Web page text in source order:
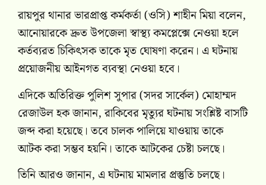
রায়পুর থানার ভারপ্রাপ্ত কর্মকর্তা (ওসি) শাহীন মিয়া বলেন,
আনোয়ারকে দ্রুত উপজেলা স্বাস্থ্য কমপ্লেক্সে নেওয়া হলে
কর্তব্যরত চিকিৎসক তাকে মৃত ঘোষণা করেন। এ ঘটনায়
প্রয়োজনীয় আইনগত ব্যবস্থা নেওয়া হবে।
এদিকে অতিরিক্ত পুলিশ সুপার (সদর সার্কেল) মোহাম্মদ
রেজাউল হক জানান, রাকিবের মৃত্যুর ঘটনায় সংশ্লিষ্ট বাসটি
জব্দ করা হয়েছে। তবে চালক পালিয়ে যাওয়ায় তাকে
আটক করা সম্ভব হয়নি। তাকে আটকের চেষ্টা চলছে।
তিনি আরও জানান, এ ঘটনায় মামলার প্রস্তুতি চলছে।